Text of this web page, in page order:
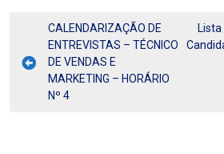
CALENDARIZAÇÃO DE
ENTREVISTAS – TÉCNICO
DE VENDAS E
MARKETING – HORÁRIO
Nº 4